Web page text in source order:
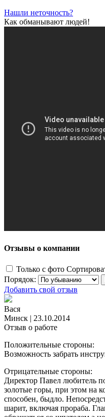
Нашли неточность?
Как обманывают людей!
Отзывы о компании
Только с фото
Порядок:
Добавить свой отзыв
Вася
Минск | 23.10.2014
Отзыв о работе
Положительные стороны:
Возможность забрать
Отрицательные стороны:
Директор Павел любитель
золотые горы, при этом на
способен, быдло.
шарит, включая прораба.